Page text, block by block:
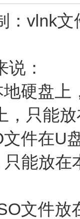
：vlnk
：
硬盘
，只能
件在U
能放在
文件放